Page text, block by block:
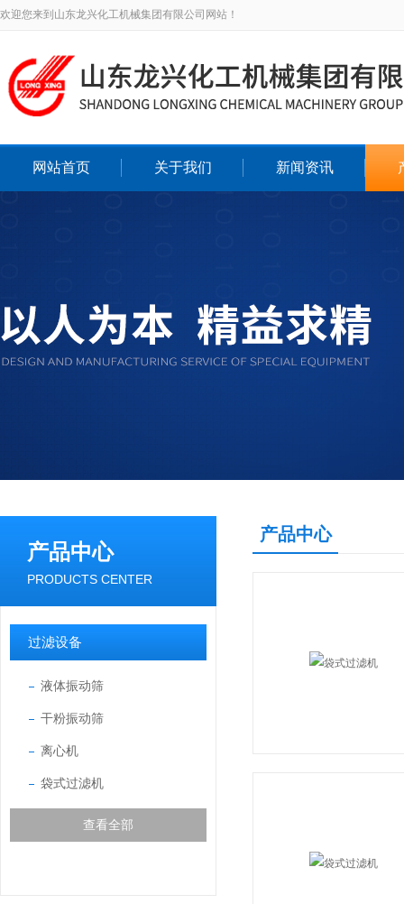
欢迎您来到山东龙兴化工机械集团有限公司网站！
网站首页 关于我们 新闻资讯
产品中心
PRODUCTS CENTER
过滤设备
液体振动筛
干粉振动筛
离心机
袋式过滤机
查看全部
产品中心